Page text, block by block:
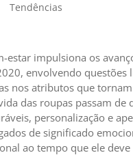
Tendências
estar impulsiona os
envolvendo
nos atributos que
das roupas passam
personalização e
de significado
ao tempo que ele